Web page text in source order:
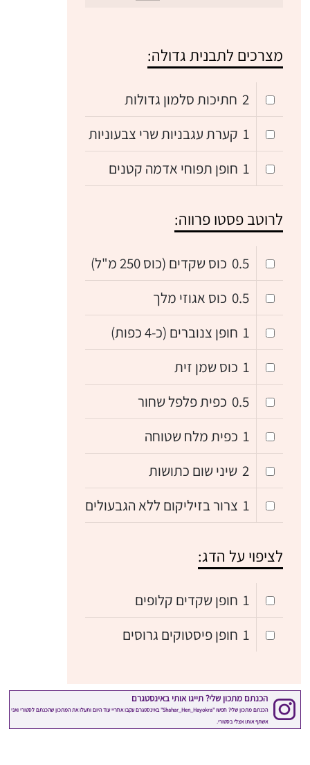
מצרכים לתבנית גדולה:
2 חתיכות סלמון גדולות
1 קערת עגבניות שרי צבעוניות
1 חופן תפוחי אדמה קטנים
לרוטב פסטו פרווה:
0.5 כוס שקדים (כוס 250 מ"ל)
0.5 כוס אגוזי מלך
1 חופן צנוברים (כ-4 כפות)
1 כוס שמן זית
0.5 כפית פלפל שחור
1 כפית מלח שטוחה
2 שיני שום כתושות
1 צרור בזיליקום ללא הגבעולים
לציפוי על הדג:
1 חופן שקדים קלופים
1 חופן פיסטוקים גרוסים